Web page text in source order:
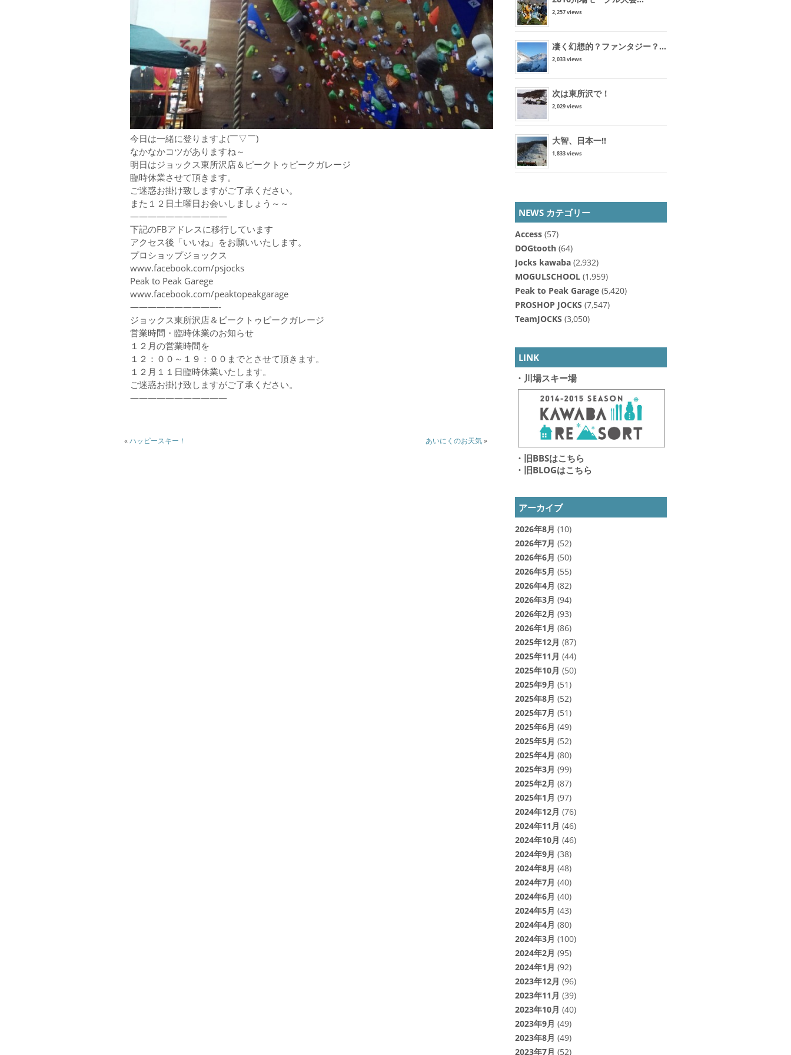
今日は一緒に登りますよ(￣▽￣)
なかなかコツがありますね～
明日はジョックス東所沢店＆ピークトゥピークガレージ
臨時休業させて頂きます。
ご迷惑お掛け致しますがご了承ください。
また１２日土曜日お会いしましょう～～
———————————
下記のFBアドレスに移行しています
アクセス後「いいね」をお願いいたします。
プロショップジョックス
www.facebook.com/psjocks
Peak to Peak Garege
www.facebook.com/peaktopeakgarage
——————————-
ジョックス東所沢店＆ピークトゥピークガレージ
営業時間・臨時休業のお知らせ
１２月の営業時間を
１２：００～１９：００までとさせて頂きます。
１２月１１日臨時休業いたします。
ご迷惑お掛け致しますがご了承ください。
———————————
«ハッピースキー！ あいにくのお天気»
2,257 views
凄く幻想的？ファンタジー？...
2,033 views
次は東所沢で！
2,029 views
大智、日本一!!
1,833 views
NEWS カテゴリー
Access(57)
DOGtooth(64)
Jocks kawaba(2,932)
MOGULSCHOOL(1,959)
Peak to Peak Garage(5,420)
PROSHOP JOCKS (7,547)
TeamJOCKS (3,050)
LINK
・川場スキー場
・旧BBSはこちら
・旧BLOGはこちら
アーカイブ
2026年8月 (10)
2026年7月 (52)
2026年6月 (50)
2026年5月 (55)
2026年4月 (82)
2026年3月 (94)
2026年2月 (93)
2026年1月 (86)
2025年12月 (87)
2025年11月 (44)
2025年10月 (50)
2025年9月 (51)
2025年8月 (52)
2025年7月 (51)
2025年6月 (49)
2025年5月 (52)
2025年4月 (80)
2025年3月 (99)
2025年2月 (87)
2025年1月 (97)
2024年12月 (76)
2024年11月 (46)
2024年10月 (46)
2024年9月 (38)
2024年8月 (48)
2024年7月 (40)
2024年6月 (40)
2024年5月 (43)
2024年4月 (80)
2024年3月 (100)
2024年2月 (95)
2024年1月 (92)
2023年12月 (96)
2023年11月 (39)
2023年10月 (40)
2023年9月 (49)
2023年8月 (49)
2023年7月 (52)